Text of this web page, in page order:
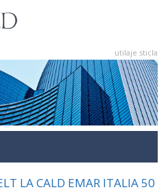
utilaje sticla
LA CALD EMAR ITALIA 50